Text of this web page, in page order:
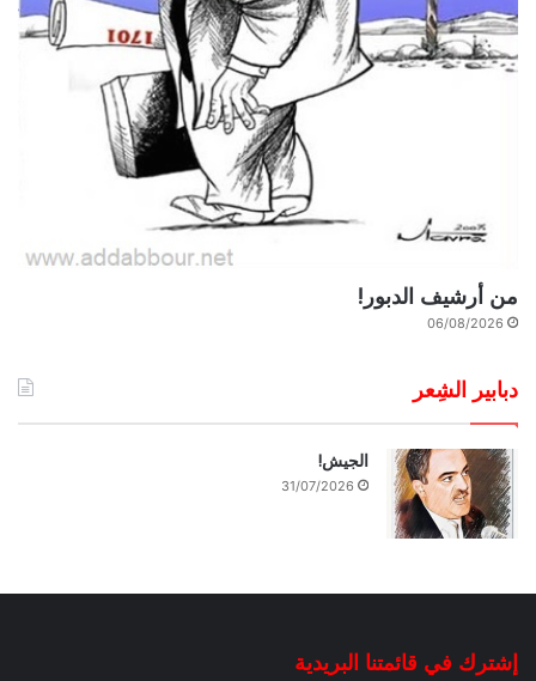
من أرشيف الدبور!
06/08/2026
دبابير الشِعر
الجيش!
31/07/2026
إشترك في قائمتنا البريدية